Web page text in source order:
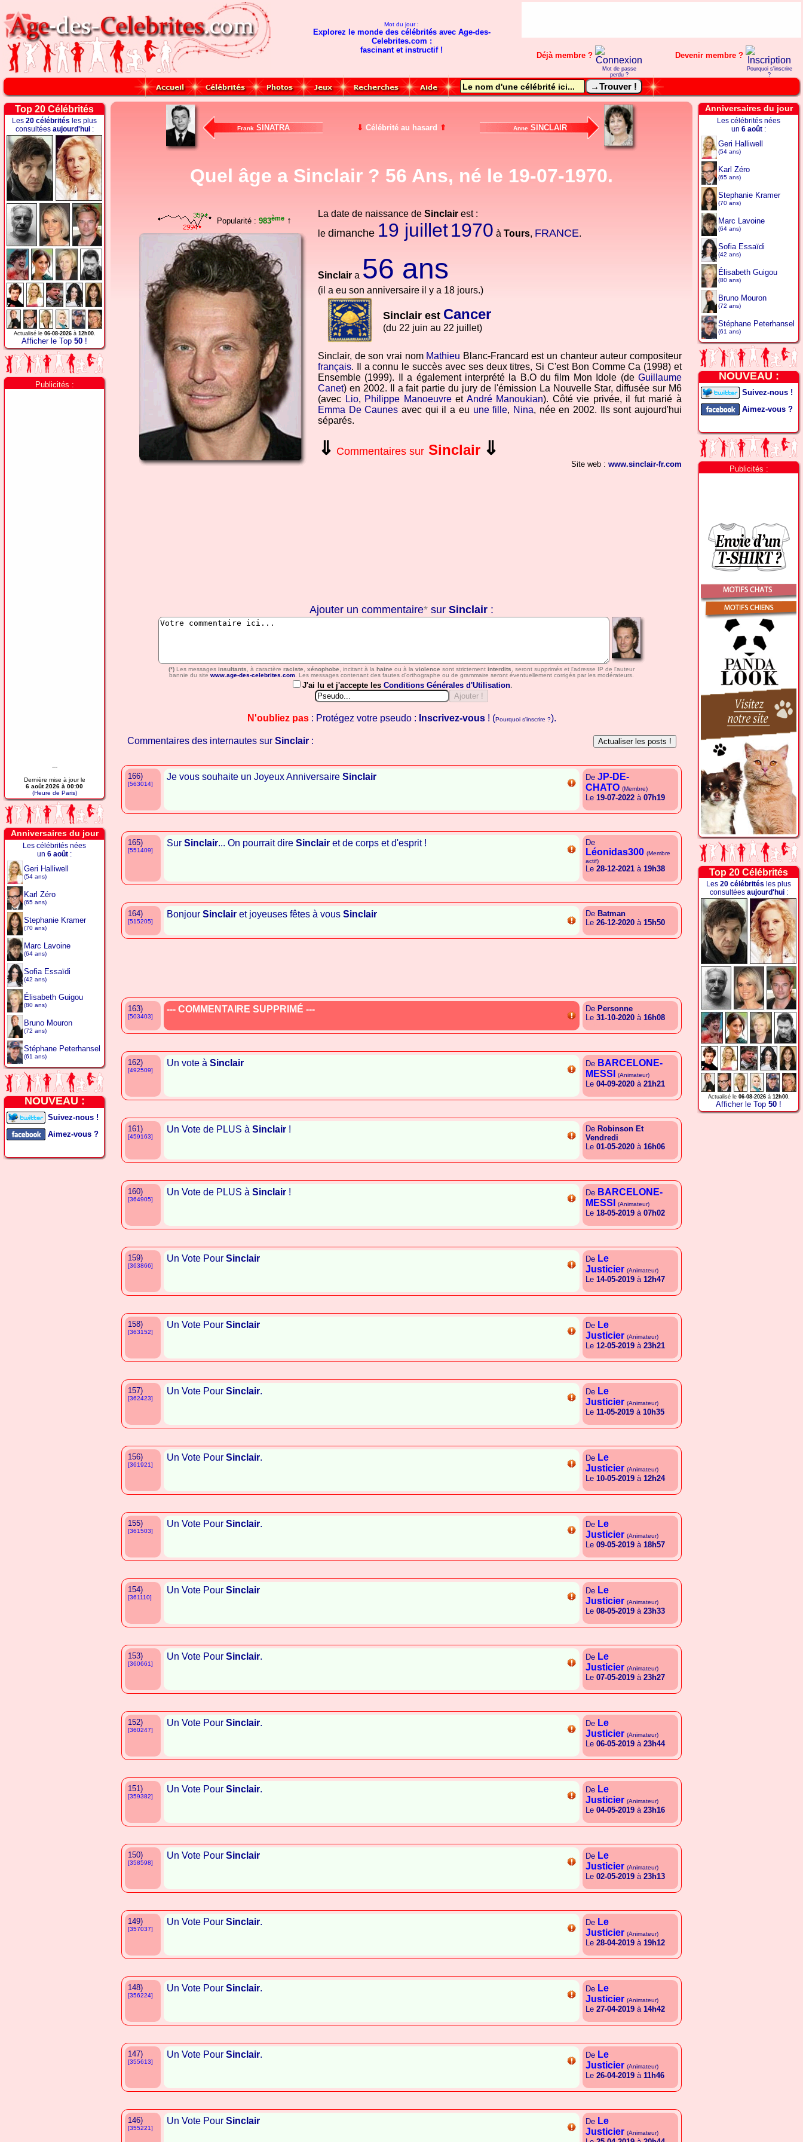
Mot du jour :
Explorez le monde des célébrités avec Age-des-
Celebrites.com :
fascinant et instructif !
Déjà membre ?
Mot de passe
perdu ?
Devenir membre ?
Pourquoi s'inscrire
?
Top 20 Célébrités
Les 20 célébrités les plus
consultées aujourd'hui:
Actualisé le 06-08-2026à 12h00.
Afficher le Top 50 !
Publicités :
---
Dernière mise à jour le
6 août 2026 à 00:00
(Heure de Paris)
Anniversaires du jour
Les célébrités nées
un 6 août :
Geri Halliwell
(54 ans)
Karl Zéro
(65 ans)
Stephanie Kramer
(70 ans)
Marc Lavoine
(64 ans)
Sofia Essaïdi
(42 ans)
Élisabeth Guigou
(80 ans)
Bruno Mouron
(72 ans)
Stéphane Peterhansel
(61 ans)
NOUVEAU :
Suivez-nous !
Aimez-vous ?
FrankSINATRA ⇓ Célébrité au hasard ⇑ Anne SINCLAIR
Quel âge a Sinclair ? 56 Ans, né le 19-07-1970.
Popularité : 983ème ↑
La date de naissance de Sinclair est :
le dimanche 19 juillet1970 à Tours, FRANCE.
Sinclair a 56 ans
(il a eu son anniversaire il y a 18 jours.)
Sinclair est Cancer
(du 22 juin au 22 juillet)
Sinclair, de son vrai nom Mathieu Blanc-Francard est un chanteur auteur compositeur
français. Il a connu le succès avec ses deux titres, Si C'est Bon Comme Ca (1998) et
Ensemble (1999). Il a également interprété la B.O du film Mon Idole (de Guillaume
Canet) en 2002. Il a fait partie du jury de l'émission La Nouvelle Star, diffusée sur M6
(avec Lio, Philippe Manoeuvreet André Manoukian). Côté vie privée, il fut marié à
Emma De Caunes avec qui il a eu une fille, Nina, née en 2002. Ils sont aujourd'hui
séparés.
⇓ Commentaires sur Sinclair ⇓
Site web : www.sinclair-fr.com
Ajouter un commentaire* sur Sinclair :
(*) Les messages insultants , à caractère raciste xénophobe , incitant à la haine ou à la violence sont strictement interdits , seront supprimés et l'adresse IP de l'auteur
bannie du site www.age-des-celebrites.com . Les messages contenant des fautes d'orthographe ou de grammaire seront éventuellement corrigés par les modérateurs.
J'ai lu et j'accepte les Conditions Générales d'Utilisation.
N'oubliez pas: Protégez votre pseudo : Inscrivez-vous! (Pourquoi s'inscrire ?).
Commentaires des internautes sur Sinclair:
166)
[563014]
Je vous souhaite un Joyeux Anniversaire Sinclair De JP-DE-
CHATO (Membre)
Le 19-07-2022 à 07h19
165)
[551409]
Sur Sinclair... On pourrait dire Sinclair et de corps et d'esprit ! De
Léonidas300 (Membre
actif)
Le 28-12-2021 à 19h38
164)
[515205]
Bonjour Sinclair et joyeuses fêtes à vous Sinclair De Batman
Le 26-12-2020 à 15h50
163)
[503403]
--- COMMENTAIRE SUPPRIMÉ --- De Personne
Le 31-10-2020 à 16h08
162)
[492509]
Un vote à Sinclair De BARCELONE-
MESSI
(Animateur)
Le 04-09-2020 à 21h21
161)
[459163]
Un Vote de PLUS à Sinclair ! De Robinson Et
Vendredi
Le 01-05-2020 à 16h06
160)
[364905]
Un Vote de PLUS à Sinclair ! De BARCELONE-
MESSI
(Animateur)
Le 18-05-2019 à 07h02
159)
[363866]
Un Vote Pour Sinclair De Le
Justicier (Animateur)
Le 14-05-2019 à 12h47
158)
[363152]
Un Vote Pour Sinclair De Le
Justicier (Animateur)
Le 12-05-2019 à 23h21
157)
[362423]
Un Vote Pour Sinclair. De Le
Justicier (Animateur)
Le 11-05-2019 à 10h35
156)
[361921]
Un Vote Pour Sinclair. De Le
Justicier (Animateur)
Le 10-05-2019 à 12h24
155)
[361503]
Un Vote Pour Sinclair. De Le
Justicier (Animateur)
Le 09-05-2019 à 18h57
154)
[361110]
Un Vote Pour Sinclair De Le
Justicier (Animateur)
Le 08-05-2019 à 23h33
153)
[360661]
Un Vote Pour Sinclair. De Le
Justicier (Animateur)
Le 07-05-2019 à 23h27
152)
[360247]
Un Vote Pour Sinclair. De Le
Justicier (Animateur)
Le 06-05-2019 à 23h44
151)
[359382]
Un Vote Pour Sinclair. De Le
Justicier (Animateur)
Le 04-05-2019 à 23h16
150)
[358598]
Un Vote Pour Sinclair De Le
Justicier (Animateur)
Le 02-05-2019 à 23h13
149)
[357037]
Un Vote Pour Sinclair. De Le
Justicier (Animateur)
Le 28-04-2019 à 19h12
148)
[356224]
Un Vote Pour Sinclair. De Le
Justicier (Animateur)
Le 27-04-2019 à 14h42
147)
[355613]
Un Vote Pour Sinclair. De Le
Justicier (Animateur)
Le 26-04-2019 à 11h46
146)
[355221]
Un Vote Pour Sinclair De Le
Justicier (Animateur)
Anniversaires du jour
Les célébrités nées
un 6 août :
Geri Halliwell
(54 ans)
Karl Zéro
(65 ans)
Stephanie Kramer
(70 ans)
Marc Lavoine
(64 ans)
Sofia Essaïdi
(42 ans)
Élisabeth Guigou
(80 ans)
Bruno Mouron
(72 ans)
Stéphane Peterhansel
(61 ans)
NOUVEAU :
Suivez-nous !
Aimez-vous ?
Publicités :
Top 20 Célébrités
Les 20 célébrités les plus
consultées aujourd'hui:
Actualisé le 06-08-2026à 12h00.
Afficher le Top 50 !